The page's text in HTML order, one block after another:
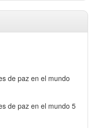
de paz en el mundo
de paz en el mundo 5